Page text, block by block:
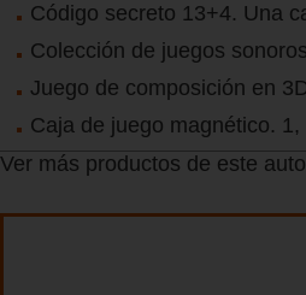
Código secreto 13+4. Una
Colección de juegos
Juego de composición en
Caja de juego magnético.
Ver más productos de este